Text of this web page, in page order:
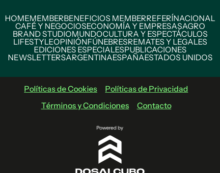
HOMEMEMBERBENEFICIOS MEMBERREFERÍNACIONAL
CAFÉ Y NEGOCIOSECONOMÍA Y EMPRESASAGRO
BRAND STUDIOMUNDOCULTURA Y ESPECTÁCULOS
LIFESTYLEOPINIÓNFÚNEBRESREMATES Y LEGALES
EDICIONES ESPECIALESPUBLICACIONES
NEWSLETTERSARGENTINAESPAÑAESTADOS UNIDOS
Políticas de Cookies
Políticas de Privacidad
Términos y Condiciones
Contacto